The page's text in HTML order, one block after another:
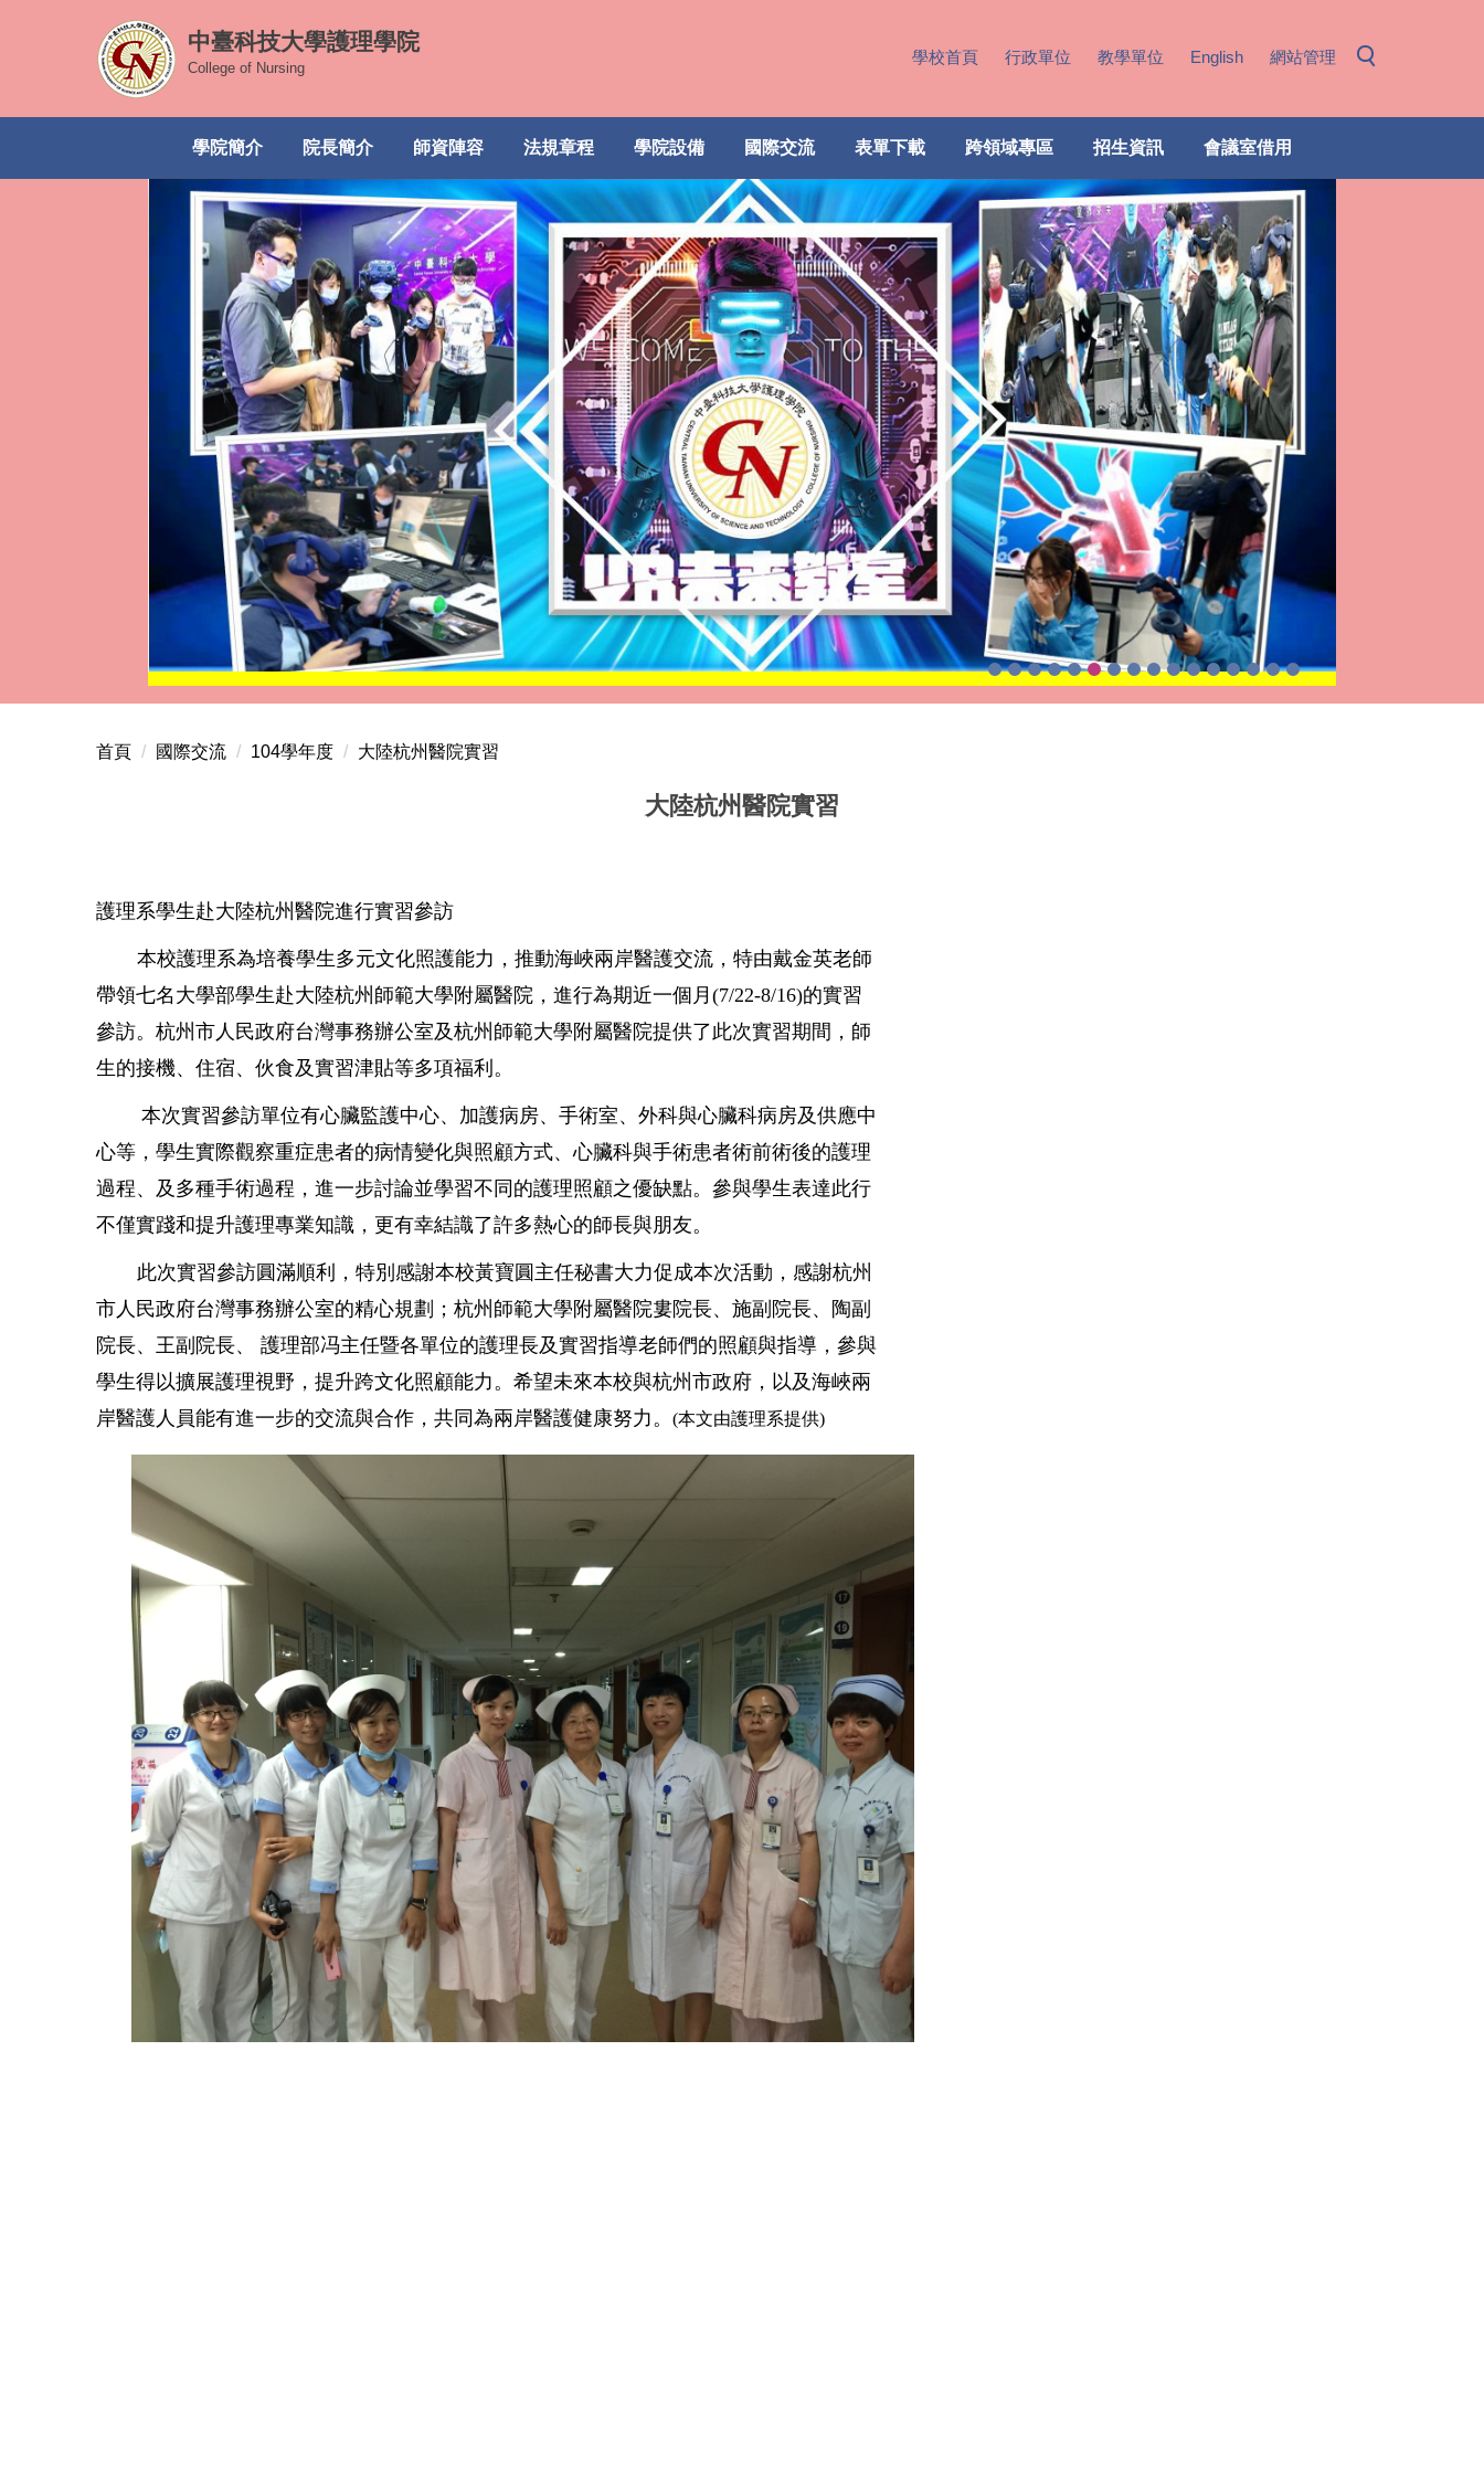
內
區
中臺科技大學護理學院
College of Nursing
學校首頁 行政單位 教學單位 English 網站管理
學院簡介 院長簡介 師資陣容 法規章程 學院設備 國際交流 表單下載 跨領域專區 招生資訊 會議室借用
首頁 國際交流 104學年度 大陸杭州醫院實習
大陸杭州醫院實習
護理系學生赴大陸杭州醫院進行實習參訪
本校護理系為培養學生多元文化照護能力，推動海峽兩岸醫護交流，特由戴金英老師
帶領七名大學部學生赴大陸杭州師範大學附屬醫院，進行為期近一個月(7/22-8/16)的實習
參訪。 杭州市人民政府台灣事務辦公室及杭州師範大學附屬醫院提供了此次實習期間，師
生的接機、 住宿、伙食及實習津貼等多項福利。
本次實習參訪單位有心臟監護中心、加護病房、手術室、外科與心臟科病房及供應中
心等，學生實際觀察重症患者的病情變化與照顧方式、心臟科與手術患者術前術後的護理
過程、及多種手術過程，進一步討論並學習不同的護理照顧之優缺點。參與學生表達此行
不僅實踐和提升護理專業知識，更有幸結識了許多熱心的師長與朋友。
此次實習參訪圓滿順利，特別感謝本校黃寶圓主任秘書大力促成本次活動，感謝杭州
市人民政府台灣事務辦公室的精心規劃；杭州師範大學附屬醫院婁院長、施副院長、陶副
院長、王副院長、 護理部冯主任暨各單位的護理長及實習指導老師們的照顧與指導，參與
學生得以擴展護理視野，提升跨文化照顧能力。希望未來本校與杭州市政府，以及海峽兩
岸醫護人員能有進一步的交流與合作，共同為兩岸醫護健康努力。 (本文由護理系提供)